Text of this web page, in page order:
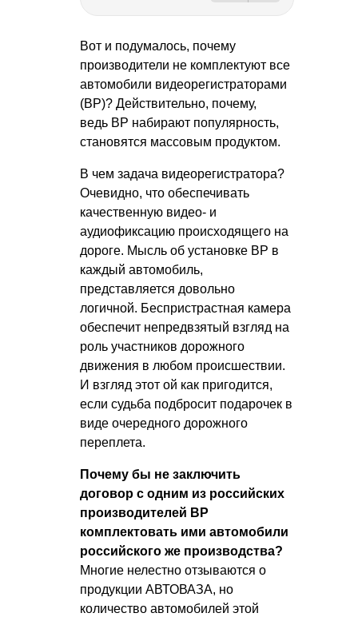
Вот и подумалось, почему
производители не комплектуют все
автомобили видеорегистраторами
(ВР)? Действительно, почему,
ведь ВР набирают популярность,
становятся массовым продуктом.
В чем задача видеорегистратора?
Очевидно, что обеспечивать
качественную видео- и
аудиофиксацию происходящего на
дороге. Мысль об установке ВР в
каждый автомобиль,
представляется довольно
логичной. Беспристрастная камера
обеспечит непредвзятый взгляд на
роль участников дорожного
движения в любом происшествии.
И взгляд этот ой как пригодится,
если судьба подбросит подарочек в
виде очередного дорожного
переплета.
Почему бы не заключить
договор с одним из российских
производителей ВР
комплектовать ими автомобили
российского же производства?
Многие нелестно отзываются о
продукции АВТОВАЗА, но
количество автомобилей этой